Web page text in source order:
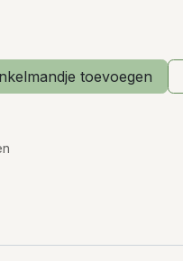
toevoegen